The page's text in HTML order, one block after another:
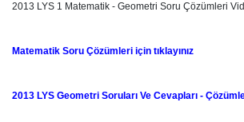
2013 LYS 1 Matematik - Geometri Soru Çözümleri
Matematik Soru Çözümleri için tıklayınız
2013 LYS Geometri Soruları Ve Cevapları -